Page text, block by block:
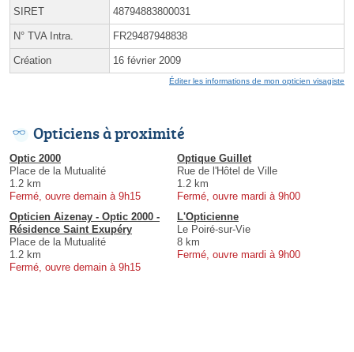
SIRET 48794883800031
N° TVA Intra. FR29487948838
Création 16 février 2009
Éditer les informations de mon opticien visagiste
Opticiens à proximité
Optic 2000
Place de la Mutualité
1.2 km
Fermé, ouvre demain à 9h15
Optique Guillet
Rue de l'Hôtel de Ville
1.2 km
Fermé, ouvre mardi à 9h00
Opticien Aizenay - Optic 2000 -
Résidence Saint Exupéry
Place de la Mutualité
1.2 km
Fermé, ouvre demain à 9h15
L'Opticienne
Le Poiré-sur-Vie
8 km
Fermé, ouvre mardi à 9h00